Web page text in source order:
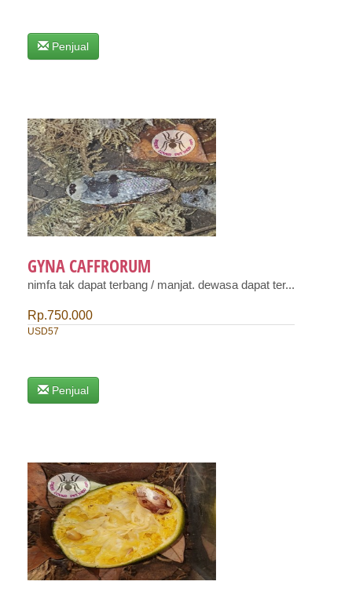
Penjual
GYNA CAFFRORUM
nimfa tak dapat terbang / manjat. dewasa dapat ter...
Rp.750.000
USD57
Penjual